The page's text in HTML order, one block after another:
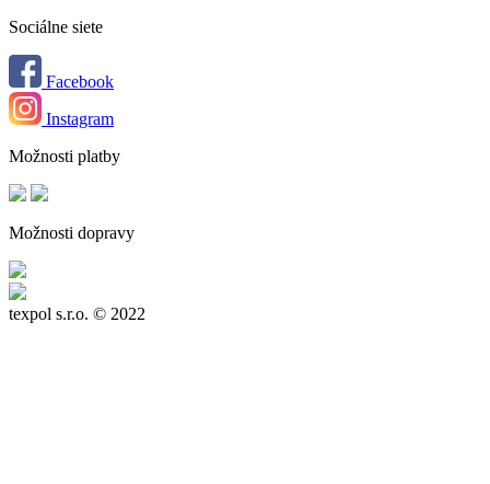
Sociálne siete
Facebook
Instagram
Možnosti platby
Možnosti dopravy
texpol s.r.o. © 2022